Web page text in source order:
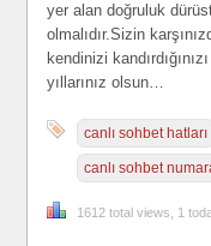
yer alan doğruluk
olmalıdır.Sizin
kendinizi
yıllarınız olsun…
canlı sohbet hatları
canlı sohbet
1612 total views, 1